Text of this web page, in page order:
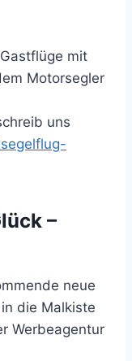
mit
Motorsegler
uns
–
neue
die Malkiste
Werbeagentur